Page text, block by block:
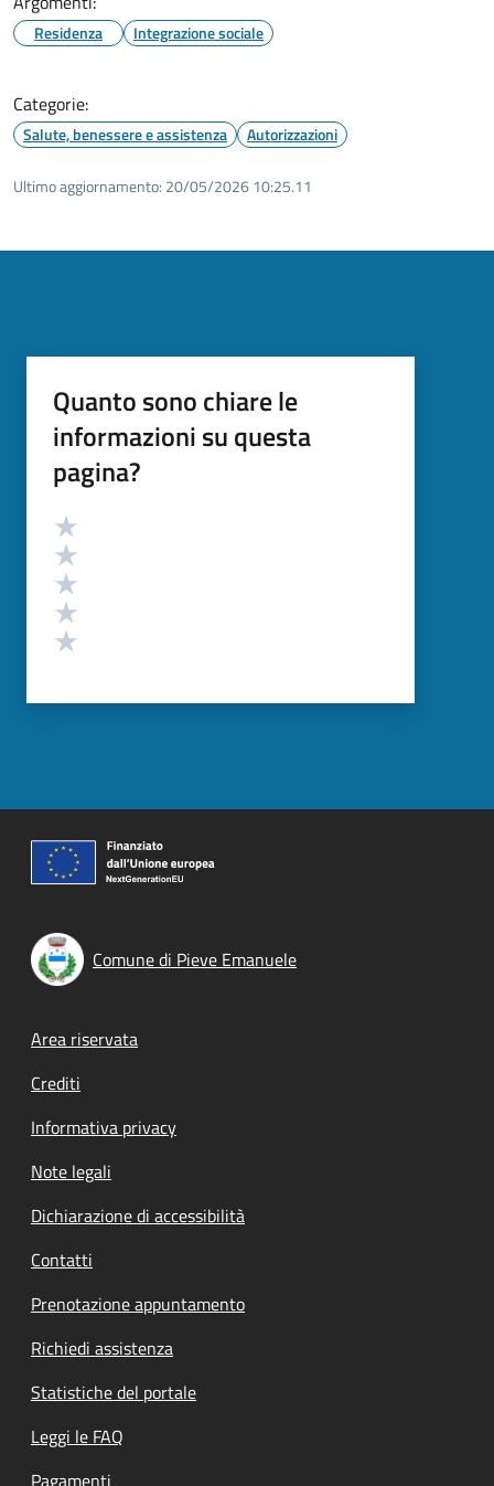
Residenza Integrazione sociale
Categorie:
Salute, benessere e assistenza Autorizzazioni
Ultimo aggiornamento: 20/05/2026 10:25.11
Quanto sono chiare le
informazioni su questa
pagina?
Valutazione
Comune di Pieve Emanuele
Footer menu
Area riservata
Crediti
Informativa privacy
Note legali
Dichiarazione di accessibilità
Contatti
Prenotazione appuntamento
Richiedi assistenza
Statistiche del portale
Leggi le FAQ
Pagamenti